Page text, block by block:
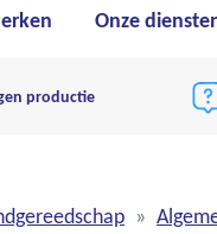
Onze
productie